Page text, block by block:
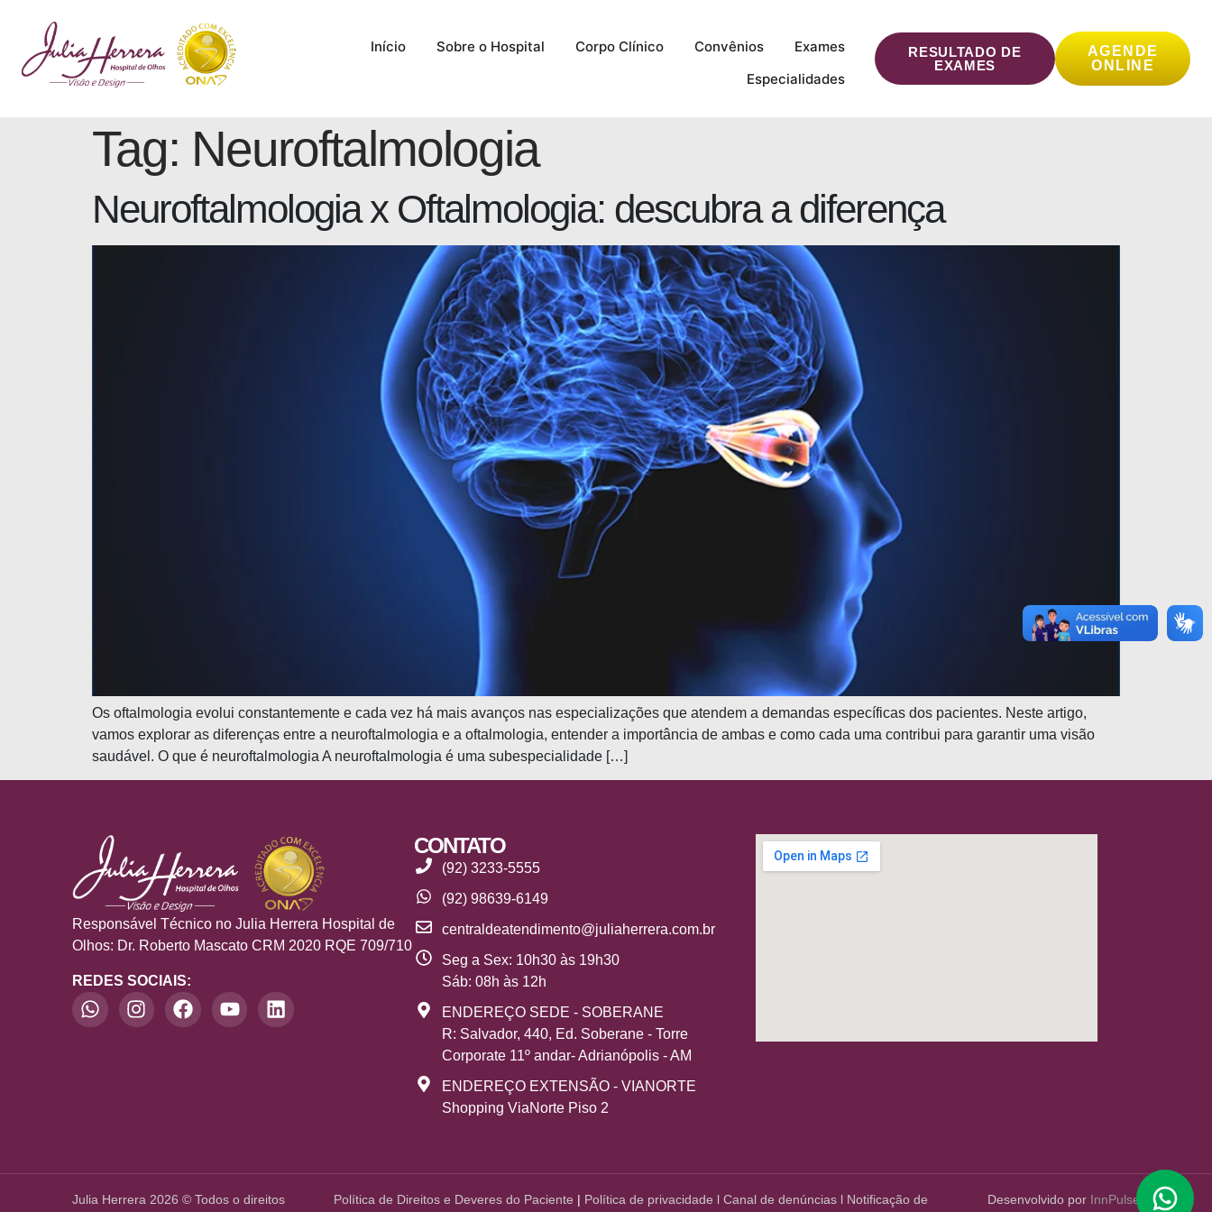
Início Sobre o Hospital Corpo Clínico Convênios
Exames
Especialidades
AGENDE
ONLINE
RESULTADO DE
EXAMES
Tag: Neuroftalmologia
Neuroftalmologia x Oftalmologia: descubra a diferença
Os oftalmologia evolui constantemente e cada vez há mais avanços nas especializações que atendem a demandas específicas dos pacientes. Neste artigo,
vamos explorar as diferenças entre a neuroftalmologia e a oftalmologia, entender a importância de ambas e como cada uma contribui para garantir uma visão
saudável. O que é neuroftalmologia A neuroftalmologia é uma subespecialidade […]
Responsável Técnico no Julia Herrera Hospital de
Olhos: Dr. Roberto Mascato CRM 2020 RQE 709/710
REDES SOCIAIS:
CONTATO
(92) 3233-5555
(92) 98639-6149
centraldeatendimento@juliaherrera.com.br
Seg a Sex: 10h30 às 19h30
Sáb: 08h às 12h
ENDEREÇO SEDE - SOBERANE
R: Salvador, 440, Ed. Soberane - Torre
Corporate 11º andar- Adrianópolis - AM
ENDEREÇO EXTENSÃO - VIANORTE
Shopping ViaNorte Piso 2
Julia Herrera 2026 © Todos o direitos Política de Direitos e Deveres do Paciente | Política de privacidade lCanal de denúncias l Notificação de Desenvolvido por InnPulse